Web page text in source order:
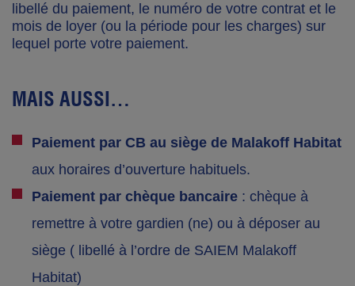
libellé du paiement, le numéro de votre contrat et le
mois de loyer (ou la période pour les charges) sur
lequel porte votre paiement.
MAIS AUSSI…
Paiement par CB au siège de Malakoff Habitat
aux horaires d’ouverture habituels.
Paiement par chèque bancaire : chèque à
remettre à votre gardien (ne) ou à déposer au
siège ( libellé à l’ordre de SAIEM Malakoff
Habitat)